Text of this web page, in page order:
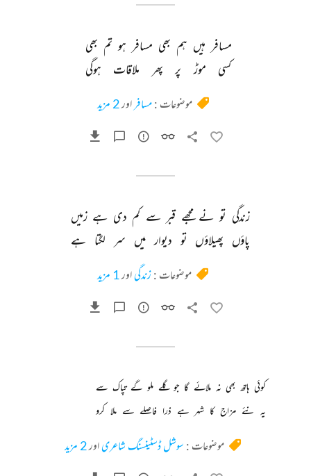
مسافر ہیں ہم بھی مسافر ہو تم بھی
کسی
موڑ پر پھر ملاقات ہوگی
موضوعات :مسافر اور2 مزید
زندگی تو نے مجھے قبر سے کم دی ہے زمیں
پاؤں پھیلاؤں تو دیوار میں سر لگتا ہے
موضوعات :زندگیاور1 مزید
کوئی ہاتھ بھی نہ ملائے گا جو گلے ملو گے تپاک سے
یہ نئے مزاج کا شہر ہے ذرا فاصلے سے ملا کرو
موضوعات : سوشل ڈسٹینسنگ شاعریاور2 مزید